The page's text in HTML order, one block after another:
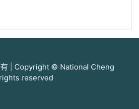
有 | Copyright © National Cheng
reserved